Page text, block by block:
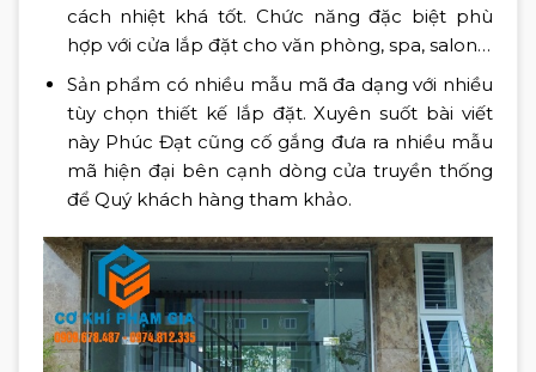
cách nhiệt khá tốt. Chức năng đặc biệt phù
hợp với cửa lắp đặt cho văn phòng, spa, salon…
Sản phẩm có nhiều mẫu mã đa dạng với nhiều
tùy chọn thiết kế lắp đặt. Xuyên suốt bài viết
này Phúc Đạt cũng cố gắng đưa ra nhiều mẫu
mã hiện đại bên cạnh dòng cửa truyền thống
để Quý khách hàng tham khảo.